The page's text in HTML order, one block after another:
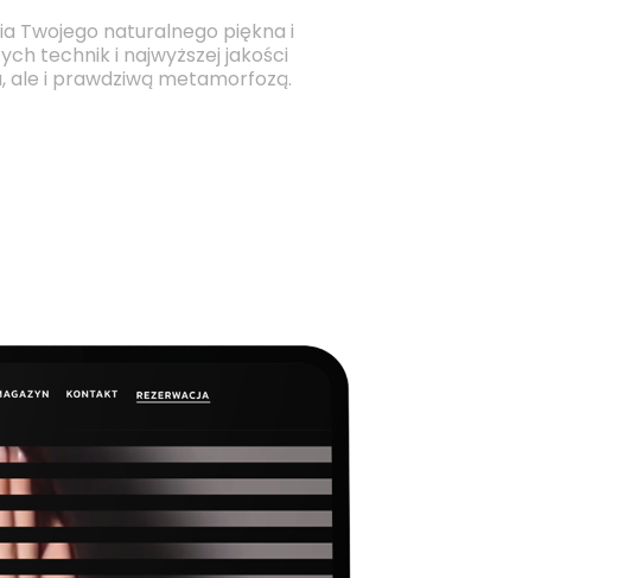
Twojego naturalnego piękna i
technik i najwyższej jakości
ale i prawdziwą metamorfozą.